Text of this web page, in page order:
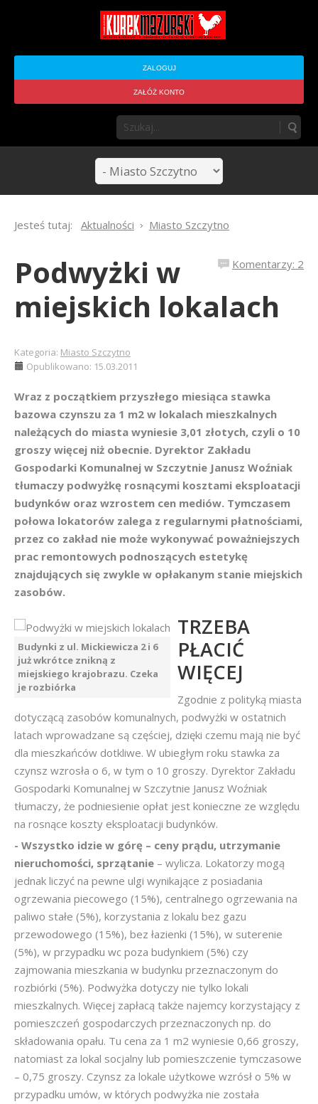
ZALOGUJ
ZAŁÓŻ KONTO
Jesteś tutaj: Aktualności Miasto Szczytno
Komentarzy: 2
Podwyżki w
miejskich lokalach
Kategoria: Miasto Szczytno
Opublikowano: 15.03.2011
Wraz z początkiem przyszłego miesiąca stawka
bazowa czynszu za 1 m2 w lokalach mieszkalnych
należących do miasta wyniesie 3,01 złotych, czyli o 10
groszy więcej niż obecnie. Dyrektor Zakładu
Gospodarki Komunalnej w Szczytnie Janusz Woźniak
tłumaczy podwyżkę rosnącymi kosztami eksploatacji
budynków oraz wzrostem cen mediów. Tymczasem
połowa lokatorów zalega z regularnymi płatnościami,
przez co zakład nie może wykonywać poważniejszych
prac remontowych podnoszących estetykę
znajdujących się zwykle w opłakanym stanie miejskich
zasobów.
Budynki z ul. Mickiewicza 2 i 6
już wkrótce znikną z
miejskiego krajobrazu. Czeka
je rozbiórka
TRZEBA
PŁACIĆ
WIĘCEJ
Zgodnie z polityką miasta
dotyczącą zasobów komunalnych, podwyżki w ostatnich
latach wprowadzane są częściej, dzięki czemu mają nie być
dla mieszkańców dotkliwe. W ubiegłym roku stawka za
czynsz wzrosła o 6, w tym o 10 groszy. Dyrektor Zakładu
Gospodarki Komunalnej w Szczytnie Janusz Woźniak
tłumaczy, że podniesienie opłat jest konieczne ze względu
na rosnące koszty eksploatacji budynków.
- Wszystko idzie w górę – ceny prądu, utrzymanie
nieruchomości, sprzątanie – wylicza. Lokatorzy mogą
jednak liczyć na pewne ulgi wynikające z posiadania
ogrzewania piecowego (15%), centralnego ogrzewania na
paliwo stałe (5%), korzystania z lokalu bez gazu
przewodowego (15%), bez łazienki (15%), w suterenie
(5%), w przypadku wc poza budynkiem (5%) czy
zajmowania mieszkania w budynku przeznaczonym do
rozbiórki (5%). Podwyżka dotyczy nie tylko lokali
mieszkalnych. Więcej zapłacą także najemcy korzystający z
pomieszczeń gospodarczych przeznaczonych np. do
składowania opału. Tu cena za 1 m2 wyniesie 0,66 groszy,
natomiast za lokal socjalny lub pomieszczenie tymczasowe
– 0,75 groszy. Czynsz za lokale użytkowe wzrósł o 5% w
przypadku umów, w których podwyżka nie została